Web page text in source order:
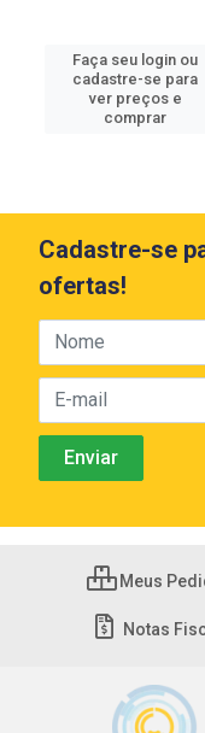
Faça seu login ou
cadastre-se para
ver preços e
comprar
Cadastre-se
ofertas!
Meus
Notas